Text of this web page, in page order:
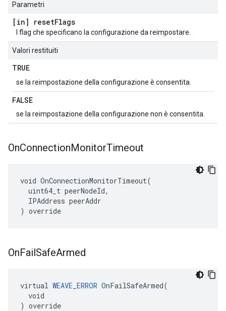
Parametri
[in] resetFlags
I flag che specificano la configurazione da reimpostare.
Valori restituiti
TRUE
se la reimpostazione della configurazione è consentita.
FALSE
se la reimpostazione della configurazione non è consentita.
OnConnectionMonitorTimeout
void OnConnectionMonitorTimeout(
  uint64_t peerNodeId,
  IPAddress peerAddr
) override
OnFailSafeArmed
virtual WEAVE_ERROR OnFailSafeArmed(
  void
) override